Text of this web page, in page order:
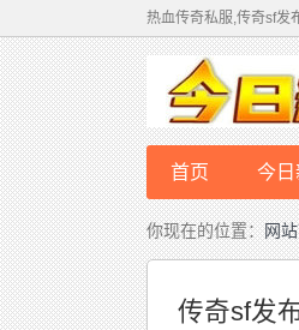
热血传奇私服,传奇sf发
首页 今
你现在的位置：网
传奇sf发